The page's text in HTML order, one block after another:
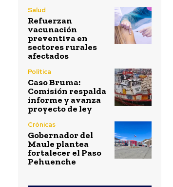
Salud
Refuerzan
vacunación
preventiva en
sectores rurales
afectados
Política
Caso Bruma:
Comisión respalda
informe y avanza
proyecto de ley
Crónicas
Gobernador del
Maule plantea
fortalecer el Paso
Pehuenche